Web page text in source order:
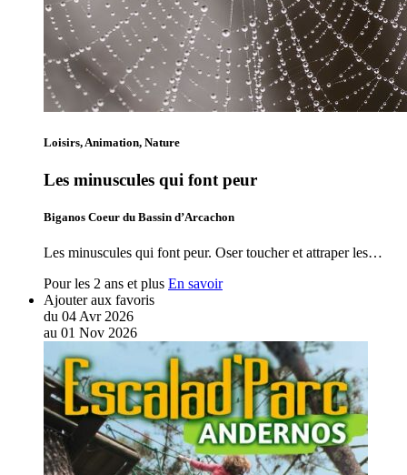
Loisirs, Animation, Nature
Les minuscules qui font peur
Biganos Coeur du Bassin d’Arcachon
Les minuscules qui font peur. Oser toucher et attraper les…
Pour les 2 ans et plus En savoir
Ajouter aux favoris
du 04Avr 2026
au 01 Nov 2026